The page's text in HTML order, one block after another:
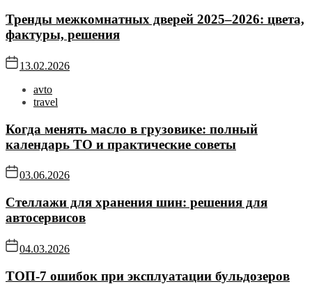
Тренды межкомнатных дверей 2025–2026: цвета,
фактуры, решения
13.02.2026
avto
travel
Когда менять масло в грузовике: полный
календарь ТО и практические советы
03.06.2026
Стеллажи для хранения шин: решения для
автосервисов
04.03.2026
ТОП-7 ошибок при эксплуатации бульдозеров